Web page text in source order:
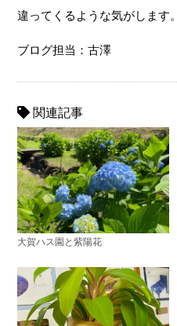
違ってくるような気がします。
ブログ担当：古澤
関連記事
大賀ハス園と紫陽花